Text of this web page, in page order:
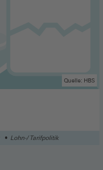
Quelle: HBS
Lohn-/ Tarifpolitik